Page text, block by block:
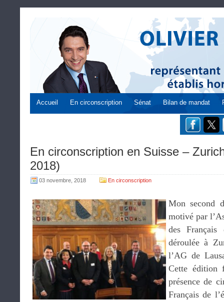
Accueil En circonscription Sénat Bilan de mandat
En circonscription en Suisse –
2018)
03 novembre, 2018 En circonscription
Mon second
motivé par
des Français
déroulée à
l’AG de
Cette édition
présence de
Français de